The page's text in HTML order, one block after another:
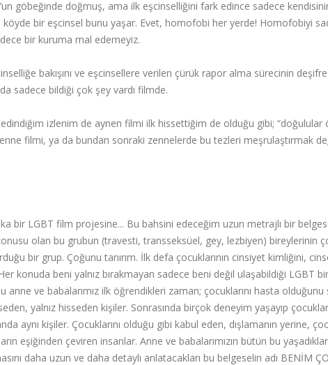
göbeğinde doğmuş, ama ilk eşcinselliğini fark edince sadece
köyde bir eşcinsel bunu yaşar. Evet, homofobi her yerde! Homofobiyi
bir kuruma mal edemeyiz.
bakışını ve eşcinsellere verilen çürük rapor alma sürecinin
sadece bildiği çok şey vardı filmde.
izlenim de aynen filmi ilk hissettiğim de olduğu gibi; “doğulular
filmi, ya da bundan sonraki zennelerde bu tezleri meşrulaştırmak
bir LGBT film projesine... Bu bahsini edeceğim uzun metrajlı bir
olan bu grubun (travesti, transseksüel, gey, lezbiyen) bireylerinin
bir grup. Çoğunu tanırım. İlk defa çocuklarının cinsiyet kimliğini,
konuda beni yalnız bırakmayan sadece beni değil ulaşabildiği LGBT
anne ve babalarımız ilk öğrendikleri zaman; çocuklarını hasta
yalnız hisseden kişiler. Sonrasında birçok deneyim yaşayıp
aynı kişiler. Çocuklarını olduğu gibi kabul eden, dışlamanın yerine,
eşiğinden çeviren insanlar. Anne ve babalarımızın bütün bu
daha uzun ve daha detaylı anlatacakları bu belgeselin adı BENİM